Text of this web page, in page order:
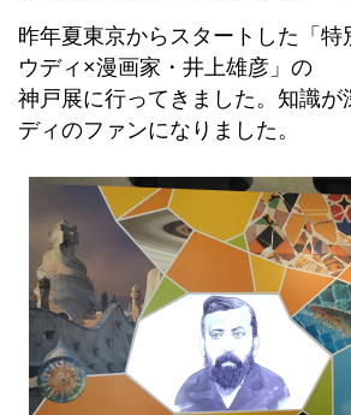
昨年夏東京からスタートした「特
ウディ×漫画家・井上雄彦」の
神戸展に行ってきました。知識が
ディのファンになりました。